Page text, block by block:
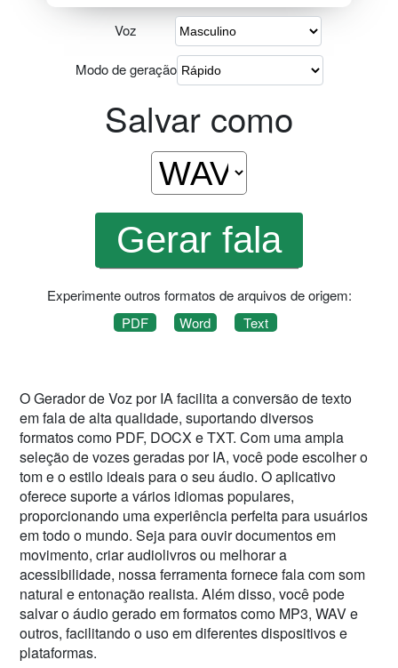
Voz
Modo de geração
Salvar como
Experimente outros formatos de arquivos de origem:
PDF
Word Text
O Gerador de Voz por IA facilita a conversão de texto
em fala de alta qualidade, suportando diversos
formatos como PDF, DOCX e TXT. Com uma ampla
seleção de vozes geradas por IA, você pode escolher o
tom e o estilo ideais para o seu áudio. O aplicativo
oferece suporte a vários idiomas populares,
proporcionando uma experiência perfeita para usuários
em todo o mundo. Seja para ouvir documentos em
movimento, criar audiolivros ou melhorar a
acessibilidade, nossa ferramenta fornece fala com som
natural e entonação realista. Além disso, você pode
salvar o áudio gerado em formatos como MP3, WAV e
outros, facilitando o uso em diferentes dispositivos e
plataformas.